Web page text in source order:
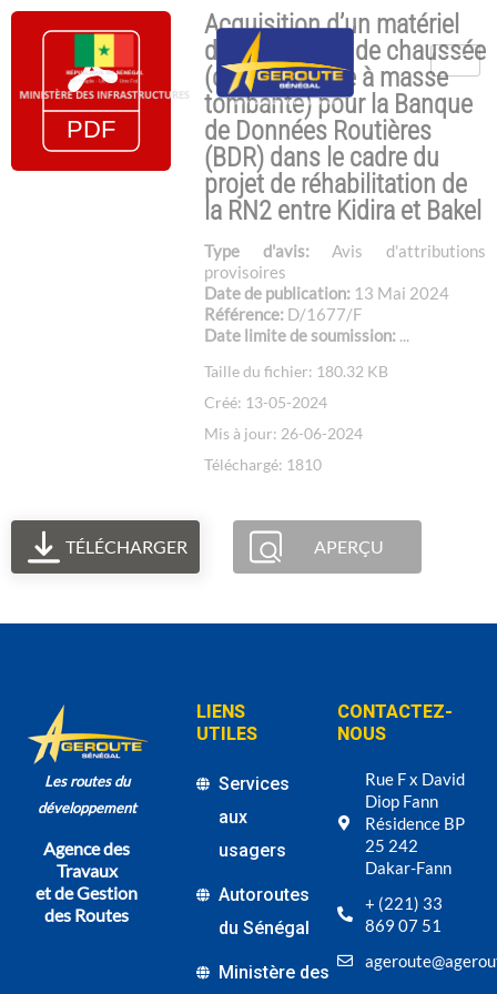
Acquisition d’un matériel
d’auscultation de chaussée
(déflectomètre à masse
tombante) pour la Banque
de Données Routières
(BDR) dans le cadre du
projet de réhabilitation de
la RN2 entre Kidira et Bakel
Type d'avis:Avis d'attributions
provisoires
Date de publication: 13 Mai 2024
Référence: D/1677/F
Date limite de soumission: ...
Taille du fichier: 180.32 KB
Créé: 13-05-2024
Mis à jour: 26-06-2024
Téléchargé: 1810
TÉLÉCHARGER APERÇU
Les routes du
développement
Agence des
Travaux
et de Gestion
des Routes
LIENS
UTILES
Services
aux
usagers
Autoroutes
du Sénégal
Ministère des
CONTACTEZ-
NOUS
Rue F x David
Diop Fann
Résidence BP
25 242
Dakar-Fann
+ (221) 33
869 07 51